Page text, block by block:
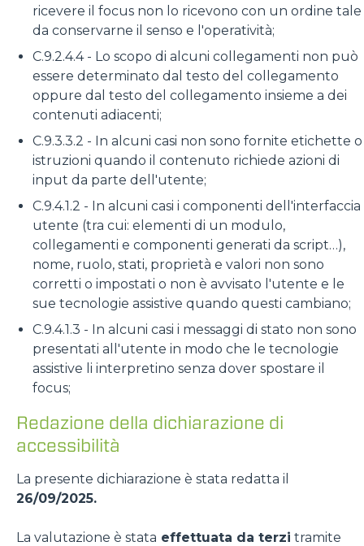
ricevere il focus non lo ricevono con un ordine tale
da conservarne il senso e l'operatività;
C.9.2.4.4 - Lo scopo di alcuni collegamenti non può
essere determinato dal testo del collegamento
oppure dal testo del collegamento insieme a dei
contenuti adiacenti;
C.9.3.3.2 - In alcuni casi non sono fornite etichette o
istruzioni quando il contenuto richiede azioni di
input da parte dell'utente;
C.9.4.1.2 - In alcuni casi i componenti dell'interfaccia
utente (tra cui: elementi di un modulo,
collegamenti e componenti generati da script…),
nome, ruolo, stati, proprietà e valori non sono
corretti o impostati o non è avvisato l'utente e le
sue tecnologie assistive quando questi cambiano;
C.9.4.1.3 - In alcuni casi i messaggi di stato non sono
presentati all'utente in modo che le tecnologie
assistive li interpretino senza dover spostare il
focus;
Redazione della dichiarazione di
accessibilità
La presente dichiarazione è stata redatta il
26/09/2025.
La valutazione è stata effettuata da terzi tramite